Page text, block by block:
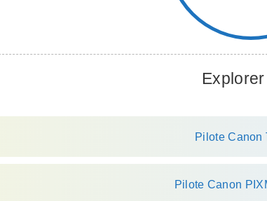
Pilote Canon
Pilote Canon